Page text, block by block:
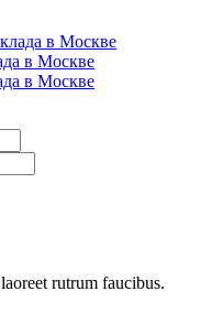
rutrum faucibus.